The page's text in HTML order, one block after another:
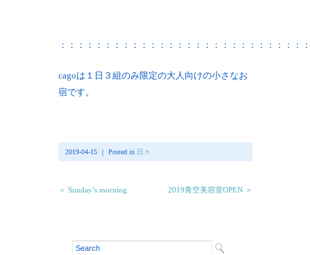
：：：：：：：：：：：：：：：：：：：：：：：：：：：
cagoは１日３組のみ限定の大人向けの小さなお
宿です。
2019-04-15 ｜ Posted in 日々
＜ Sunday’s morning. 2019青空美容室OPEN ＞